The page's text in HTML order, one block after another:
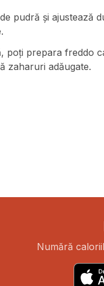
pudră și ajustează
poți prepara freddo
zaharuri adăugate.
Numără